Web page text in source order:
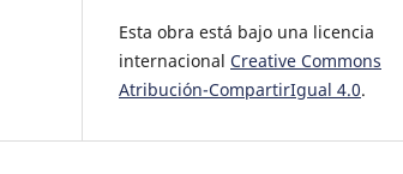
Esta obra está bajo una licencia
internacional Creative Commons
Atribución-CompartirIgual 4.0.